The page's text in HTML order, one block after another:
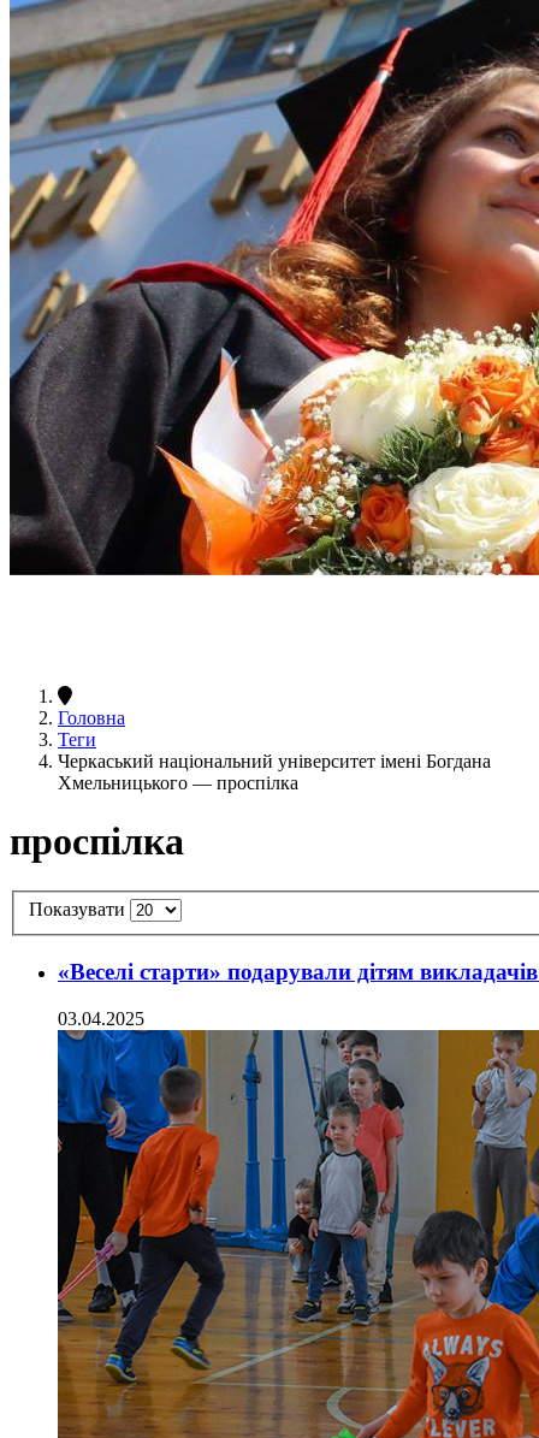
Головна
Теги
Черкаський національний університет імені Богдана
Хмельницького — проспілка
проспілка
Показувати
«Веселі старти» подарували дітям
03.04.2025